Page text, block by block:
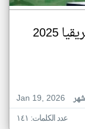
Jan 19, 2026
عدد الكلمات: ١٤١